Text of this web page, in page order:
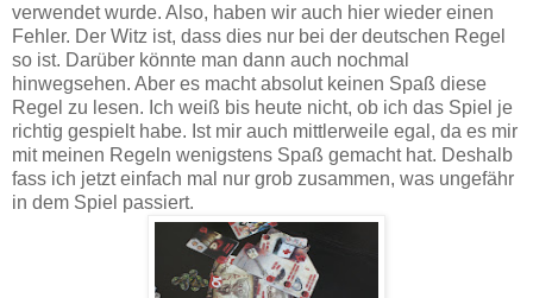
verwendet wurde. Also, haben wir auch hier wieder einen
Fehler. Der Witz ist, dass dies nur bei der deutschen Regel
so ist. Darüber könnte man dann auch nochmal
hinwegsehen. Aber es macht absolut keinen Spaß diese
Regel zu lesen. Ich weiß bis heute nicht, ob ich das Spiel je
richtig gespielt habe. Ist mir auch mittlerweile egal, da es mir
mit meinen Regeln wenigstens Spaß gemacht hat. Deshalb
fass ich jetzt einfach mal nur grob zusammen, was ungefähr
in dem Spiel passiert.